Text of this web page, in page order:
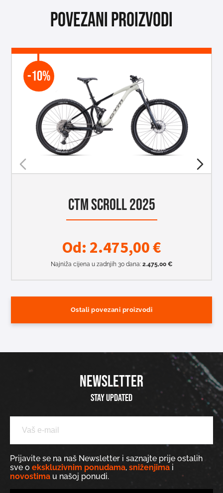
Povezani proizvodi
-10%
CTM SCROLL 2025
Od:2.475,00€
Najniža cijena u zadnjih 30 dana: 2.475,00 €
Ostali povezani proizvodi
NEWSLETTER
Stay updated
Prijavite se na naš Newsletter i saznajte prije ostalih
sve o ekskluzivnim ponudama, sniženjima i
novostima u našoj ponudi.